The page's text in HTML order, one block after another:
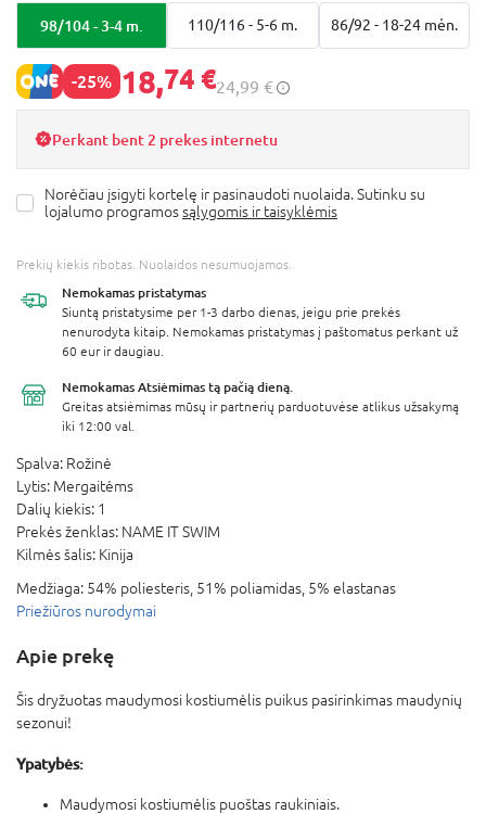
98/104 - 3-4 m. 110/116 - 5-6 m. 86/92 - 18-24 mėn.
-25% 18,74 €24,99 €
Perkant bent 2 prekes internetu
Norėčiau įsigyti kortelę ir pasinaudoti nuolaida. Sutinku su
lojalumo programossąlygomis ir taisyklėmis
Prekių kiekis ribotas. Nuolaidos nesumuojamos.
Nemokamas pristatymas
Siuntą pristatysime per 1-3 darbo dienas, jeigu prie prekės
nenurodyta kitaip. Nemokamas pristatymas į paštomatus perkant už
60 eur ir daugiau.
Nemokamas Atsiėmimas tą pačią dieną.
Greitas atsiėmimas mūsų ir partnerių parduotuvėse atlikus užsakymą
iki 12:00 val.
Spalva: Rožinė
Lytis: Mergaitėms
Dalių kiekis: 1
Prekės ženklas: NAME IT SWIM
Kilmės šalis: Kinija
Medžiaga: 54% poliesteris, 51% poliamidas, 5% elastanas
Priežiūros nurodymai
Apie prekę
Šis dryžuotas maudymosi kostiumėlis puikus pasirinkimas maudynių
sezonui!
Ypatybės:
Maudymosi kostiumėlis puoštas raukiniais.